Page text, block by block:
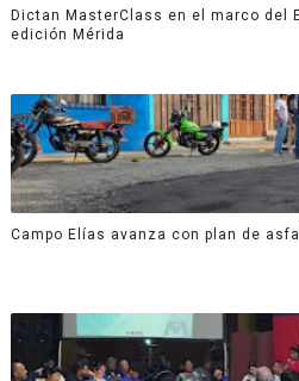
Dictan MasterClass en el marco del
edición Mérida
Campo Elías avanza con plan de